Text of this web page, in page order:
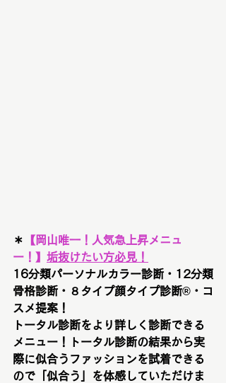
＊ 【 岡山唯一！人気急上昇メニュ
ー！ 】 垢抜けたい方必見！
16分類パーソナルカラー診断・12分類
骨格診断・８タイプ顔タイプ診断®︎・コ
スメ提案！
トータル診断をより詳しく診断できる
メニュー！トータル診断の結果から実
際に似合うファッションを試着できる
ので「似合う」を体感していただけま